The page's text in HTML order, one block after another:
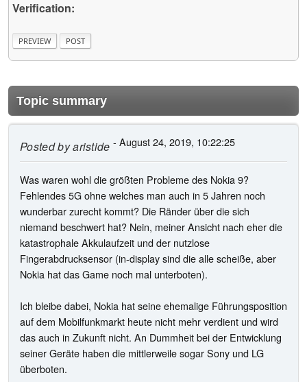
Verification:
Topic summary
Posted byaristide - August 24, 2019, 10:22:25
Was waren wohl die größten Probleme des Nokia 9?
Fehlendes 5G ohne welches man auch in 5 Jahren noch
wunderbar zurecht kommt? Die Ränder über die sich
niemand beschwert hat? Nein, meiner Ansicht nach eher die
katastrophale Akkulaufzeit und der nutzlose
Fingerabdrucksensor (in-display sind die alle scheiße, aber
Nokia hat das Game noch mal unterboten).
Ich bleibe dabei, Nokia hat seine ehemalige Führungsposition
auf dem Mobilfunkmarkt heute nicht mehr verdient und wird
das auch in Zukunft nicht. An Dummheit bei der Entwicklung
seiner Geräte haben die mittlerweile sogar Sony und LG
überboten.